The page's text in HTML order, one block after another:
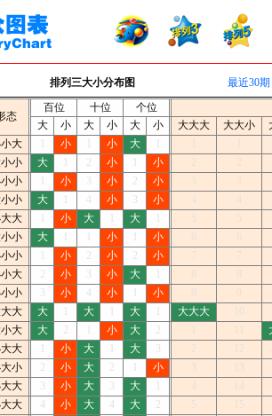
排列三大小分布图 最近30期
态
百位 十位
个位
大
小 大 小 大 小 大大大 大大小
大 小 小 大
小 大 2 小 小 2
2
小 小 小 2 小
小 大 4 小 小 4
4
大 小 大 大 5
5
小 大 小 小
小 小 2 小 2 小 7
7
大 2 小 小 大
小 小 4 小 小
大 大 大 大 大大大
大 大 2 小 大 2
大 小 大 大 2
12
小 2 小 大 2 小
大 小 大 大 4
14
大 4 小 大 4 大 2 5
15